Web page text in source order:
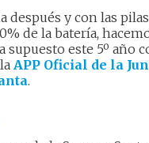
después y con las
de la batería,
supuesto este 5º año
APP Oficial de la
.